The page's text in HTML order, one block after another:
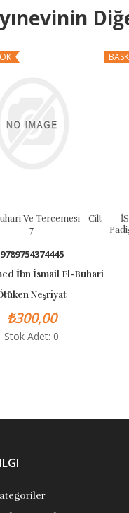
Ve Tercemesi - Cilt
7
9789754374445
İbn İsmail El-Buhari
Neşriyat
₺300,00
Stok Adet: 0